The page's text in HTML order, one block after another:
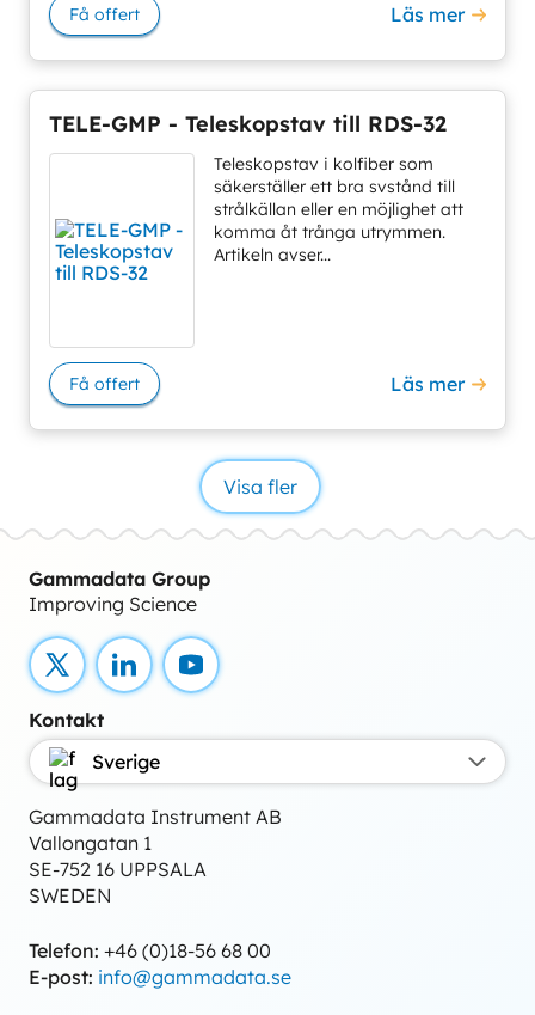
Få offert Läs mer
TELE-GMP - Teleskopstav till RDS-32
Teleskopstav i kolfiber som
säkerställer ett bra svstånd till
strålkällan eller en möjlighet att
komma åt trånga utrymmen.
Artikeln avser...
Få offert Läs mer
Visa fler
Gammadata Group
Improving Science
X LinkedInYouTube
Kontakt
Sverige
Gammadata Instrument AB
Vallongatan 1
SE-752 16 UPPSALA
SWEDEN
Telefon: +46 (0)18-56 68 00
E-post: info@gammadata.se